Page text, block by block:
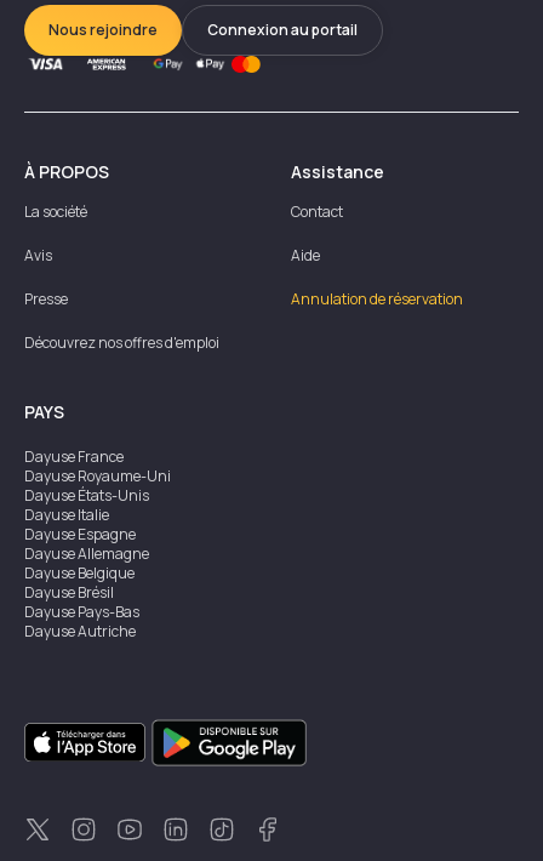
Nous rejoindre Connexion au portail
À PROPOS
La société
Avis
Presse
Découvrez nos offres d'emploi
Assistance
Contact
Aide
Annulation de réservation
PAYS
DayuseFrance
DayuseRoyaume-Uni
DayuseÉtats-Unis
DayuseItalie
DayuseEspagne
DayuseAllemagne
DayuseBelgique
DayuseBrésil
DayusePays-Bas
DayuseAutriche
DayuseSingapour
DayuseSuède
DayuseThaïlande
DayuseNouvelle-Zélande
DayuseTurquie